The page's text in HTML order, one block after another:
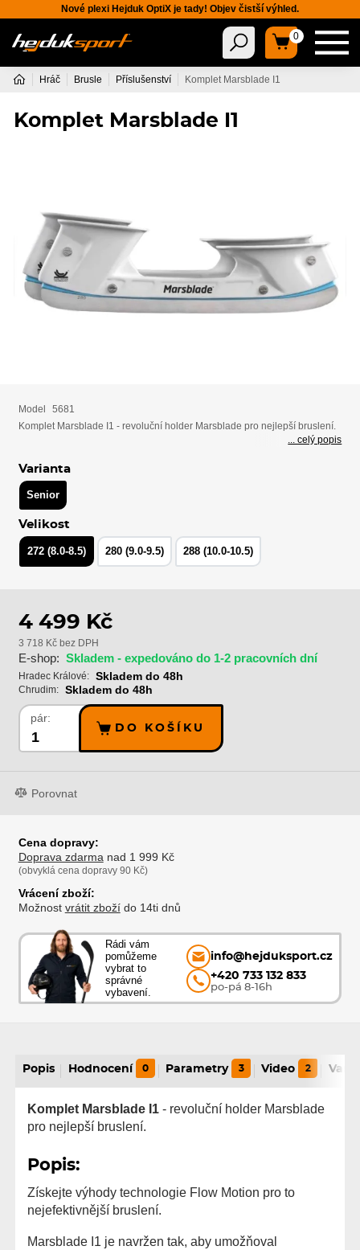
Nové plexi Hejduk OptiX je tady! Objev čistší výhled.
0
Hráč Brusle Příslušenství Komplet Marsblade I1
Komplet Marsblade I1
Model
5681
Komplet Marsblade I1 - revoluční holder Marsblade pro nejlepší bruslení.
... celý popis
Varianta
Senior
Velikost
272 (8.0-8.5) 280 (9.0-9.5) 288 (10.0-10.5)
4 499 Kč
3 718 Kč bez DPH
E-shop: Skladem - expedováno do 1-2 pracovních dní
Hradec Králové: Skladem do 48h
Chrudim: Skladem do 48h
pár:
DO KOŠÍKU
Porovnat
Cena dopravy:
Doprava zdarma nad 1 999 Kč
(obvyklá cena dopravy 90 Kč)
Vrácení zboží:
Možnost vrátit zbožído 14ti dnů
Rádi vám
pomůžeme
vybrat to
správné
vybavení.
info@hejduksport.cz
+420 733 132 833
po-pá 8-16h
Popis Hodnocení 0 Parametry 3 Video 2
Komplet Marsblade I1 - revoluční holder Marsblade
pro nejlepší bruslení.
Popis:
Získejte výhody technologie Flow Motion pro to
nejefektivnější bruslení.
Marsblade I1 je navržen tak, aby umožňoval